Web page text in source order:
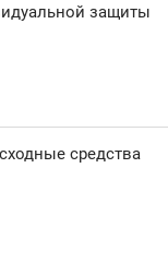
защиты
средства